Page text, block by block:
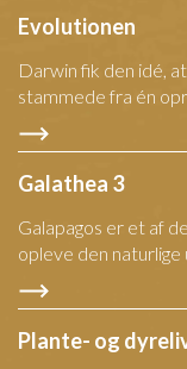
Evolutionen
Darwin fik den idé,
stammede fra én
Galathea 3
Galapagos er et af
opleve den naturlige
Plante- og